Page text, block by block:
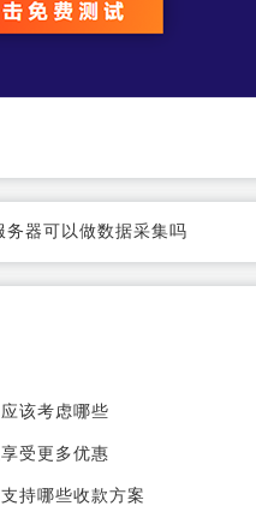
务器可以做数据采集吗
该考虑哪些
受更多优惠
持哪些收款方案